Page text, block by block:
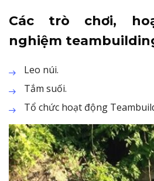
Các trò chơi,
nghiệm
Leo núi.
Tắm suối.
Tổ chức hoạt động